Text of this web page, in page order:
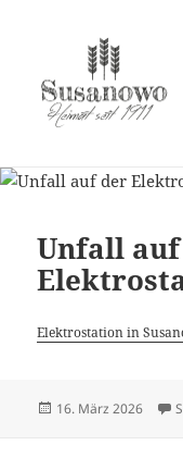
Unfall
Elektrostation in
Veröffentlicht
16. März 2026